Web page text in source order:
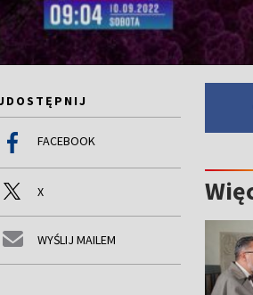
FACEBOOK
X
WYŚLIJ MAILEM